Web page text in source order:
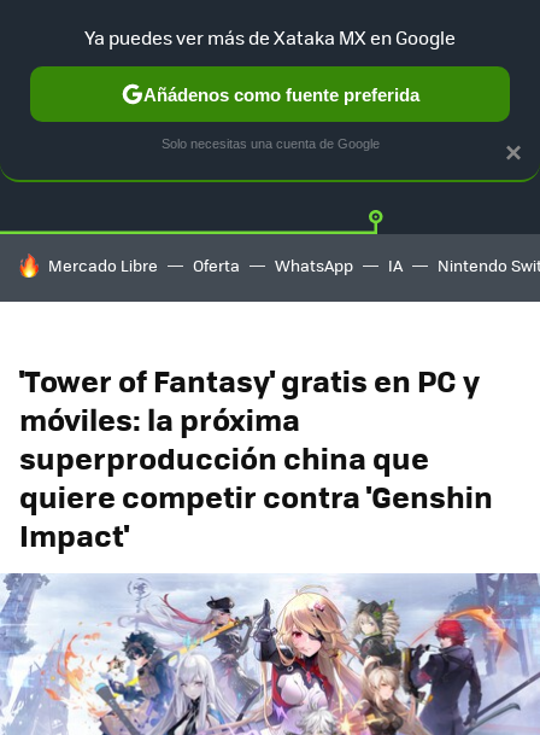
Twitter
HOY SE HABLA DE
Mercado Libre Oferta WhatsApp IA Nintendo
'Tower of Fantasy' gratis en PC y
móviles: la próxima
superproducción china que
quiere competir contra 'Genshin
Impact'
×
Ya puedes ver más de Xataka MX en Google
Añádenos como fuente preferida
Solo necesitas una cuenta de Google